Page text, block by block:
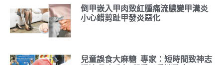
倒甲嵌入甲肉致紅腫痛流膿變甲溝炎
小心錯剪趾甲發炎惡化
兒童誤食大麻糖 專家：短時間致神志